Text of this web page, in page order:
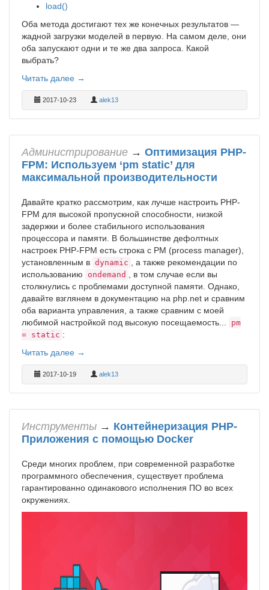
load()
Оба метода достигают тех же конечных результатов —
жадной загрузки моделей в первую. На самом деле, они
оба запускают одни и те же два запроса. Какой
выбрать?
Читать далее →
2017-10-23 alek13
Администрирование → Оптимизация PHP-
FPM: Используем ‘pm static’ для
максимальной производительности
Давайте кратко рассмотрим, как лучше настроить PHP-
FPM для высокой пропускной способности, низкой
задержки и более стабильного использования
процессора и памяти. В большинстве дефолтных
настроек PHP-FPM есть строка с PM (process manager),
установленным в dynamic
, а также рекомендации по
использованию
ondemand
, в том случае если вы
столкнулись с проблемами доступной памяти. Однако,
давайте взглянем в документацию на php.net и сравним
оба варианта управления, а также сравним с моей
любимой настройкой под высокую посещаемость...
pm
= static :
Читать далее →
2017-10-19 alek13
Инструменты → Контейнеризация PHP-
Приложения с помощью Docker
Среди многих проблем, при современной разработке
программного обеспечения, существует проблема
гарантированно одинакового исполнения ПО во всех
окружениях.